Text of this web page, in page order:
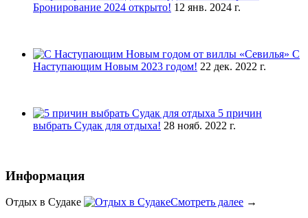
Бронирование 2024 открыто! 12 янв. 2024 г.
С
Наступающим Новым 2023 годом! 22 дек. 2022 г.
5 причин
выбрать Судак для отдыха! 28 нояб. 2022 г.
Информация
Отдых в Судаке Смотреть далее →